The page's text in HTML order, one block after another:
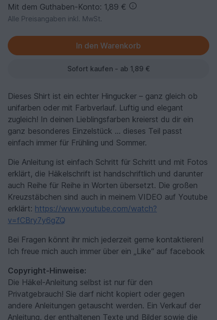
Mit dem Guthaben-Konto: 1,89 €
Alle Preisangaben inkl. MwSt.
Sofort kaufen - ab 1,89 €
Dieses Shirt ist ein echter Hingucker – ganz gleich ob
unifarben oder mit Farbverlauf. Luftig und elegant
zugleich! In deinen Lieblingsfarben kreierst du dir ein
ganz besonderes Einzelstück ... dieses Teil passt
einfach immer für Frühling und Sommer.
Die Anleitung ist einfach Schritt für Schritt und mit Fotos
erklärt, die Häkelschrift ist handschriftlich und darunter
auch Reihe für Reihe in Worten übersetzt. Die großen
Kreuzstäbchen sind auch in meinem VIDEO auf Youtube
erklärt: https://www.youtube.com/watch?
v=fCBry7y6gZQ
Bei Fragen könnt ihr mich jederzeit gerne kontaktieren!
Ich freue mich auch immer über ein „Like“ auf facebook
Copyright-Hinweise:
Die Häkel-Anleitung selbst ist nur für den
Privatgebrauch! Sie darf nicht kopiert oder gegen
andere Anleitungen getauscht werden. Ein Verkauf der
Anleitung, der enthaltenen Texte und Bilder sowie die